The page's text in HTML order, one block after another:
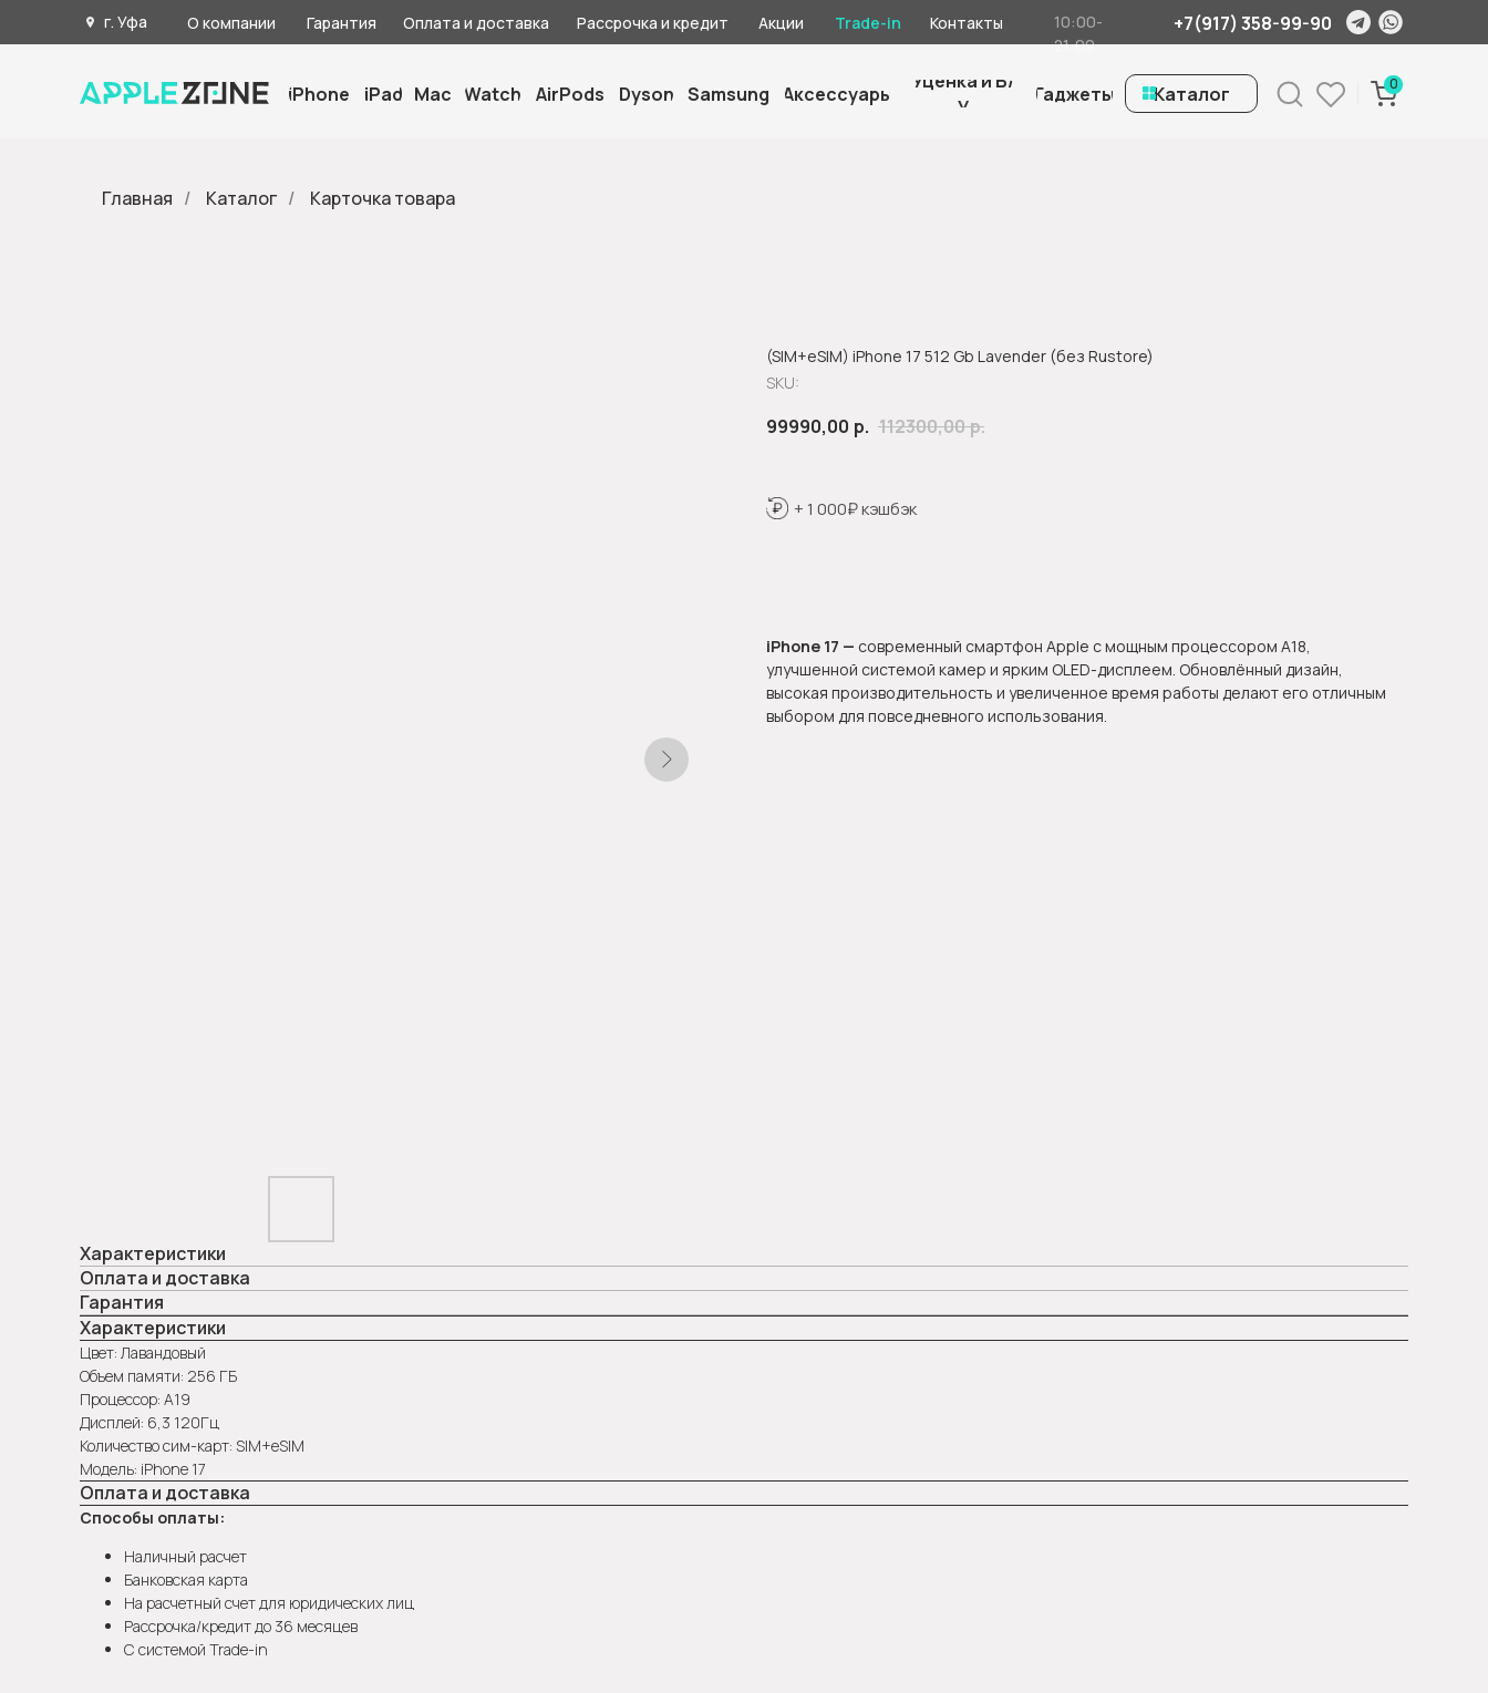
О компании Trade-in
Гарантия Контакты
Оплата и доставка Рассрочка и кредит +7(917) 358-99-90
10:00-
21:00
iPhone iPad Mac Watch AirPods Samsung Аксессуары
Уценка и Б/
У
Гаджеты
г. Уфа
0
Акции
Dyson ㅤКаталог
Главная / Каталог / Карточка товара
(SIM+eSIM) iPhone 17 512 Gb Lavender (без Rustore)
SKU:
99990,00 р. 112300,00р.
+ 1 000₽ кэшбэк
iPhone 17 — современный смартфон Apple с мощным процессором A18,
улучшенной системой камер и ярким OLED-дисплеем. Обновлённый дизайн,
высокая производительность и увеличенное время работы делают его отличным
выбором для повседневного использования.
Характеристики
Оплата и доставка
Гарантия
Характеристики
Цвет: Лавандовый
Объем памяти: 256 ГБ
Процессор: А19
Дисплей: 6,3 120Гц
Количество сим-карт: SIM+eSIM
Модель: iPhone 17
Оплата и доставка
Способы оплаты:
Наличный расчет
Банковская карта
На расчетный счет для юридических лиц
Рассрочка/кредит до 36 месяцев
С системой Trade-in